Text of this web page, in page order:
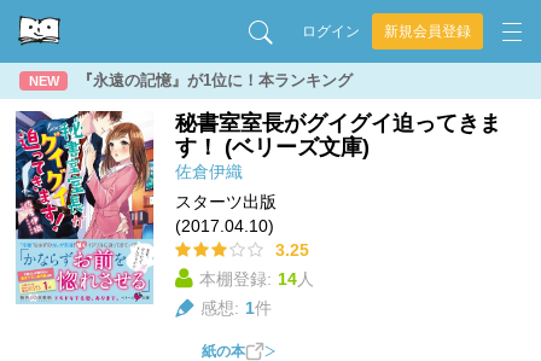
ログイン 新規会員登録
NEW 『永遠の記憶』が1位に！本ランキング
秘書室室長がグイグイ迫ってきま
す！ (ベリーズ文庫)
佐倉伊織
スターツ出版
(2017.04.10)
3.25
本棚登録: 14人
感想: 1件
紙の本